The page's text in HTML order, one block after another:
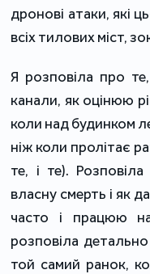
дронові атаки, які
всіх тилових міст,
Я розповіла про
канали, як оцінюю
коли над будинком
ніж коли пролітає
те, і те).
власну смерть і як
часто і працюю
розповіла
той самий ранок,